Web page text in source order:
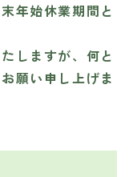
年始休業期間と
しますが、何と
願い申し上げま